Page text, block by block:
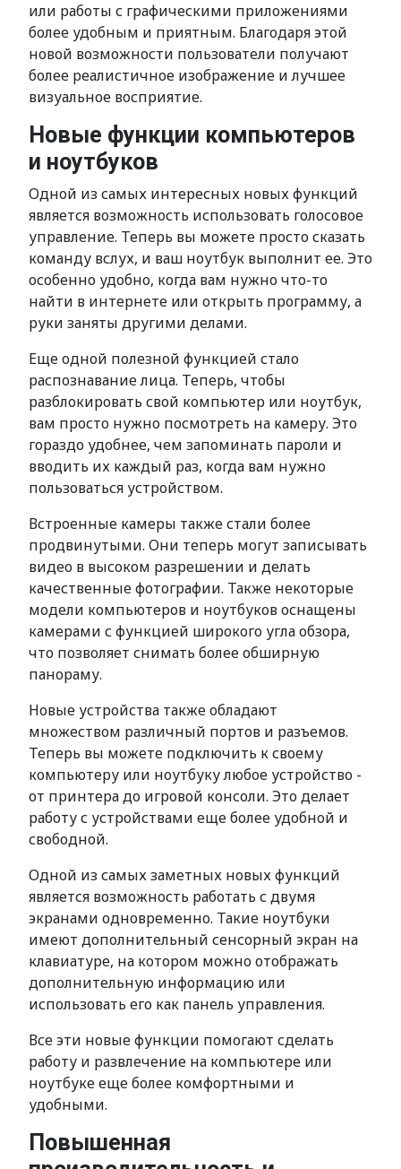
или работы с графическими приложениями
более удобным и приятным. Благодаря этой
новой возможности пользователи получают
более реалистичное изображение и лучшее
визуальное восприятие.
Новые функции компьютеров
и ноутбуков
Одной из самых интересных новых функций
является возможность использовать голосовое
управление. Теперь вы можете просто сказать
команду вслух, и ваш ноутбук выполнит ее. Это
особенно удобно, когда вам нужно что-то
найти в интернете или открыть программу, а
руки заняты другими делами.
Еще одной полезной функцией стало
распознавание лица. Теперь, чтобы
разблокировать свой компьютер или ноутбук,
вам просто нужно посмотреть на камеру. Это
гораздо удобнее, чем запоминать пароли и
вводить их каждый раз, когда вам нужно
пользоваться устройством.
Встроенные камеры также стали более
продвинутыми. Они теперь могут записывать
видео в высоком разрешении и делать
качественные фотографии. Также некоторые
модели компьютеров и ноутбуков оснащены
камерами с функцией широкого угла обзора,
что позволяет снимать более обширную
панораму.
Новые устройства также обладают
множеством различный портов и разъемов.
Теперь вы можете подключить к своему
компьютеру или ноутбуку любое устройство -
от принтера до игровой консоли. Это делает
работу с устройствами еще более удобной и
свободной.
Одной из самых заметных новых функций
является возможность работать с двумя
экранами одновременно. Такие ноутбуки
имеют дополнительный сенсорный экран на
клавиатуре, на котором можно отображать
дополнительную информацию или
использовать его как панель управления.
Все эти новые функции помогают сделать
работу и развлечение на компьютере или
ноутбуке еще более комфортными и
удобными.
Повышенная